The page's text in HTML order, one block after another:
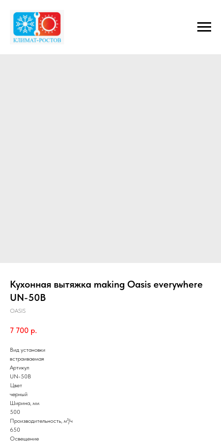
Кухонная вытяжка making Oasis everywhere
UN-50B
OASIS
7 700 р.
Вид установки
встраиваемая
Артикул
UN-50B
Цвет
черный
Ширина, мм
500
Производительность, м³/ч
650
Освещение